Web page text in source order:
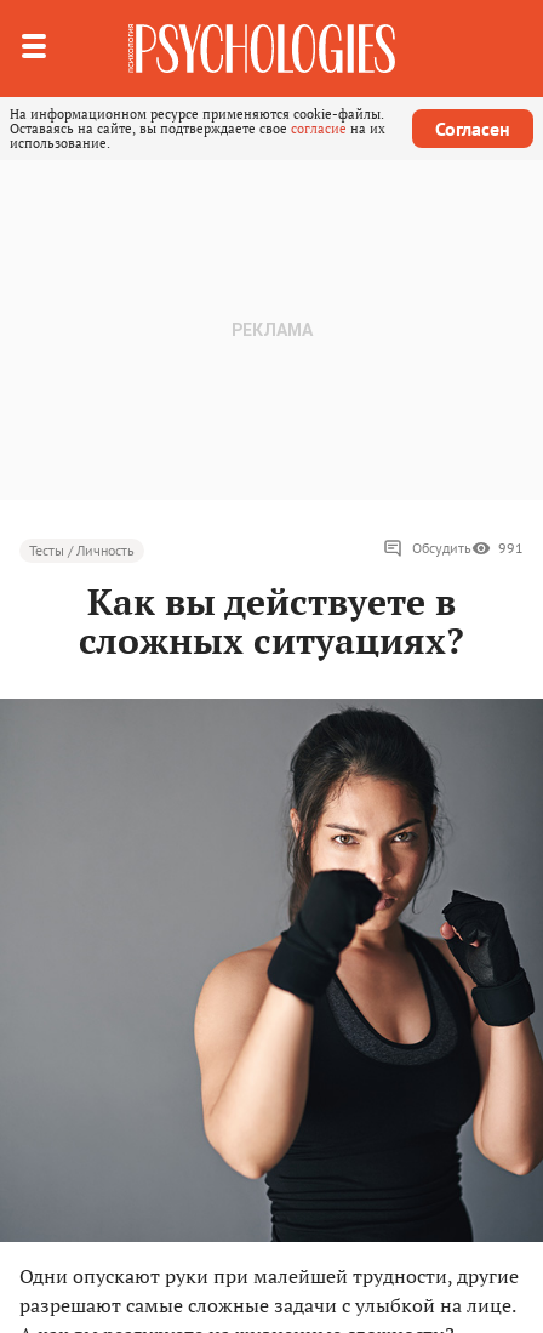
На информационном ресурсе применяются cookie-файлы.
Оставаясь на сайте, вы подтверждаете свое согласие на их
использование.
Согласен
Тесты / Личность Обсудить 991
Как вы действуете в
сложных ситуациях?
Одни опускают руки при малейшей трудности, другие
разрешают самые сложные задачи с улыбкой на лице.